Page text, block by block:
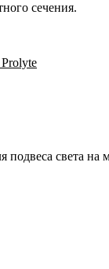
сечения.
света на